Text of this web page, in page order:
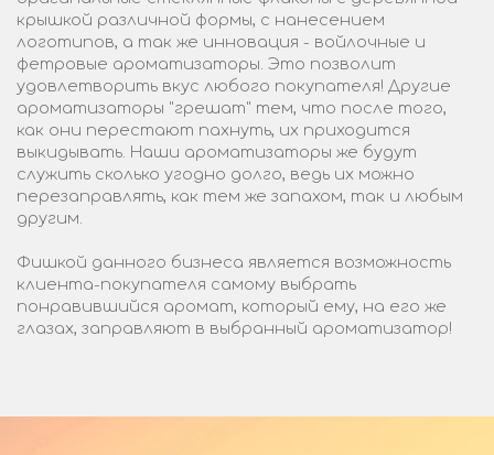
крышкой различной формы, с нанесением
логотипов, а так же инновация - войлочные и
фетровые ароматизаторы. Это позволит
удовлетворить вкус любого покупателя! Другие
ароматизаторы "грешат" тем, что после того,
как они перестают пахнуть, их приходится
выкидывать. Наши ароматизаторы же будут
служить сколько угодно долго, ведь их можно
перезаправлять, как тем же запахом, так и любым
другим.
Фишкой данного бизнеса является возможность
клиента-покупателя самому выбрать
понравившийся аромат, который ему, на его же
глазах, заправляют в выбранный ароматизатор!